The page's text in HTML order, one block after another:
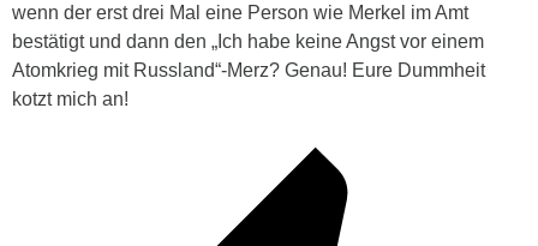
wenn der erst drei Mal eine Person wie Merkel im Amt
bestätigt und dann den „Ich habe keine Angst vor einem
Atomkrieg mit Russland“-Merz? Genau! Eure Dummheit
kotzt mich an!